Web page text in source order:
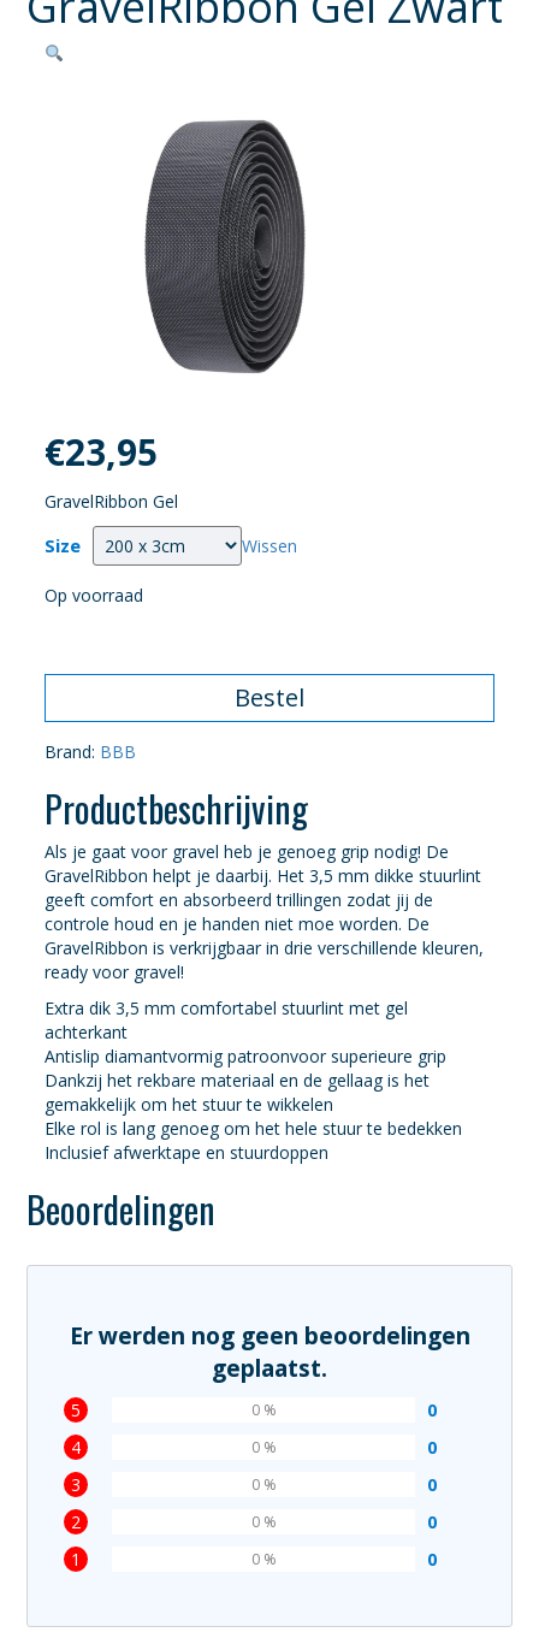
€23,95
GravelRibbon Gel
Size Wissen
Op voorraad
Bestel
Brand: BBB
Productbeschrijving
Als je gaat voor gravel heb je genoeg grip nodig! De
GravelRibbon helpt je daarbij. Het 3,5 mm dikke stuurlint
geeft comfort en absorbeerd trillingen zodat jij de
controle houd en je handen niet moe worden. De
GravelRibbon is verkrijgbaar in drie verschillende kleuren,
ready voor gravel!
Extra dik 3,5 mm comfortabel stuurlint met gel
achterkant
Antislip diamantvormig patroonvoor superieure grip
Dankzij het rekbare materiaal en de gellaag is het
gemakkelijk om het stuur te wikkelen
Elke rol is lang genoeg om het hele stuur te bedekken
Inclusief afwerktape en stuurdoppen
Beoordelingen
Er werden nog geen beoordelingen
geplaatst.
5 0
0 %
4 0
0 %
3 0
0 %
2 0
0 %
1 0
0 %